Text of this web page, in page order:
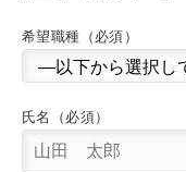
希望職種（必須）
氏名（必須）